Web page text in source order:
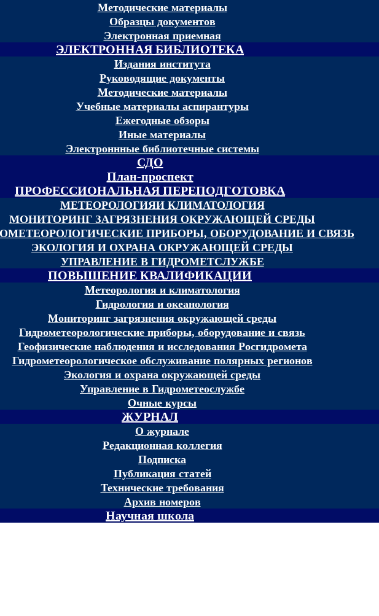
Методические материалы
Образцы документов
Электронная приемная
ЭЛЕКТРОННАЯ БИБЛИОТЕКА
Издания института
Руководящие документы
Методические материалы
Учебные материалы аспирантуры
Ежегодные обзоры
Иные материалы
Электроннные библиотечные системы
СДО
План-проспект
ПРОФЕССИОНАЛЬНАЯ ПЕРЕПОДГОТОВКА
МЕТЕОРОЛОГИЯИ КЛИМАТОЛОГИЯ
МОНИТОРИНГ ЗАГРЯЗНЕНИЯ ОКРУЖАЮЩЕЙ СРЕДЫ
ПРИБОРЫ, ОБОРУДОВАНИЕ И СВЯЗЬ
ЭКОЛОГИЯ И ОХРАНА ОКРУЖАЮЩЕЙ СРЕДЫ
УПРАВЛЕНИЕ В ГИДРОМЕТСЛУЖБЕ
ПОВЫШЕНИЕ КВАЛИФИКАЦИИ
Метеорология и климатология
Гидрология и океанология
Мониторинг загрязнения окружающей среды
Гидрометеорологические приборы, оборудование и связь
Геофизические наблюдения и исследования Росгидромета
Гидрометеорологическое обслуживание полярных регионов
Экология и охрана окружающей среды
Управление в Гидрометеослужбе
Очные курсы
ЖУРНАЛ
О журнале
Редакционная коллегия
Подписка
Публикация статей
Технические требования
Архив номеров
Научная школа